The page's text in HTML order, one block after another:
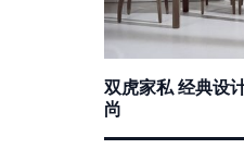
双虎家私 经典设
尚